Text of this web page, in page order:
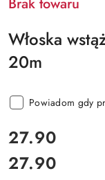
Włoska
20m
Powiadom gdy
cena:
27.90
Cena:
27.90